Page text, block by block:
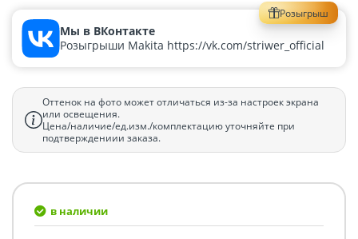
Розыгрыш
Мы в ВКонтакте
Розыгрыши Makita https://vk.com/striwer_official
Оттенок на фото может отличаться из-за настроек экрана
или освещения.
Цена/наличие/ед.изм./комплектацию уточняйте при
подтверждениии заказа.
в наличии